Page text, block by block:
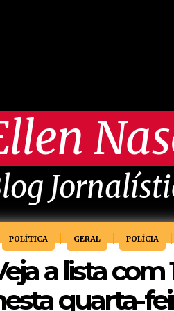
POLÍTICA GERAL POLÍCIA
a lista com
quarta-